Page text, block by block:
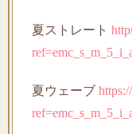
夏ストレート
夏ウェーブ